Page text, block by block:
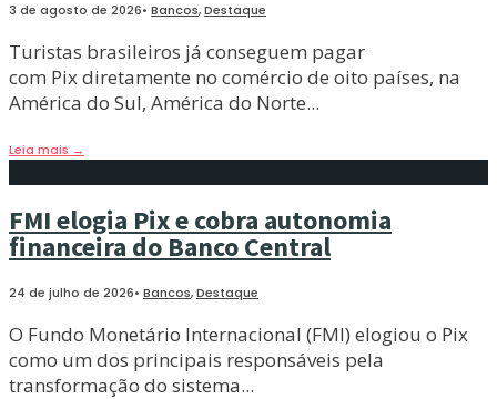
3 de agosto de 2026• Bancos,Destaque
Turistas brasileiros já conseguem pagar
com Pix diretamente no comércio de oito países, na
América do Sul, América do Norte...
Leia mais →
FMI elogia Pix e cobra autonomia
financeira do Banco Central
24 de julho de 2026• Bancos,Destaque
O Fundo Monetário Internacional (FMI) elogiou o Pix
como um dos principais responsáveis pela
transformação do sistema...